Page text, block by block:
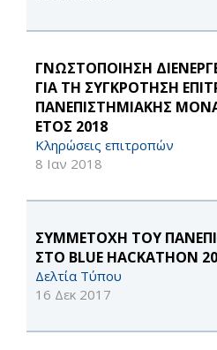
ΓΝΩΣΤΟΠΟΙΗΣΗ
ΓΙΑ ΤΗ ΣΥΓΚΡΟΤΗΣΗ
ΠΑΝΕΠΙΣΤΗΜΙΑΚΗΣ
ΕΤΟΣ 2018
Κληρώσεις επιτροπών
8 Ιαν 2018
ΣΥΜΜΕΤΟΧΗ ΤΟΥ
ΣΤΟ BLUE HACKATHON
Δελτία Τύπου
16 Δεκ 2017